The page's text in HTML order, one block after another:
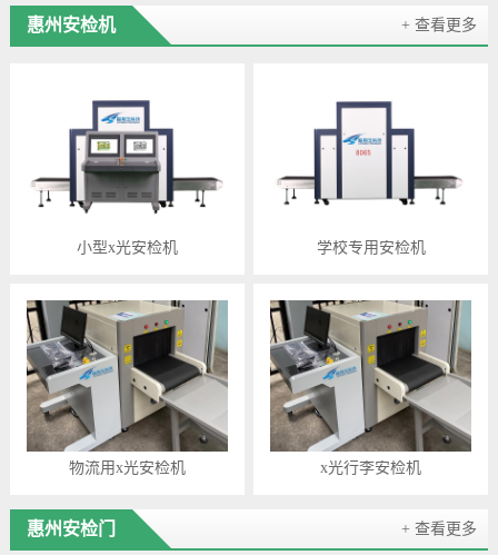
+ 查看更多
惠州安检机
小型x光安检机 学校专用安检机
物流用x光安检机 x光行李安检机
+ 查看更多
惠州安检门